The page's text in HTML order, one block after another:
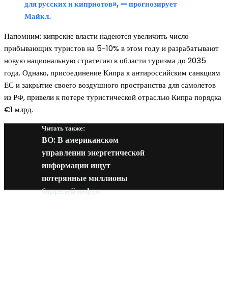
для русских и киприотов», — прогнозирует
Майкл.
Напомним: кипрские власти надеются увеличить число
прибывающих туристов на 5-10% в этом году и разрабатывают
новую национальную стратегию в области туризма до 2035
года. Однако, присоединение Кипра к антироссийским санкциям
ЕС и закрытие своего воздушного пространства для самолетов
из РФ, привели к потере туристической отраслью Кипра порядка
€1 млрд.
Читать также:
ВО: В американском
управлении энергетической
информации ищут
потерянные миллионы
баррелей нефти